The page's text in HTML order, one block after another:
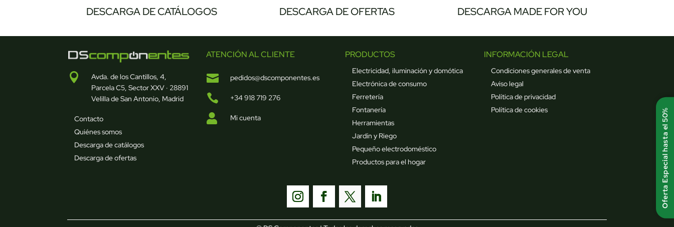
DESCARGA DE CATÁLOGOS DESCARGA DE OFERTAS DESCARGA MADE FOR YOU

Avda. de los Cantillos, 4,
Parcela C5, Sector XXV · 28891
Velilla de San Antonio, Madrid
Contacto
Quiénes somos
Descarga de catálogos
Descarga de ofertas
ATENCIÓN AL CLIENTE
 pedidos@dscomponentes.es
 +34 918 719 276
 Mi cuenta
PRODUCTOS
Electricidad, iluminación y domótica
Electrónica de consumo
Ferretería
Fontanería
Herramientas
Jardín y Riego
Pequeño electrodoméstico
Productos para el hogar
INFORMACIÓN LEGAL
Condiciones generales de venta
Aviso legal
Política de privacidad
Política de cookies
Oferta Especial hasta el 50%